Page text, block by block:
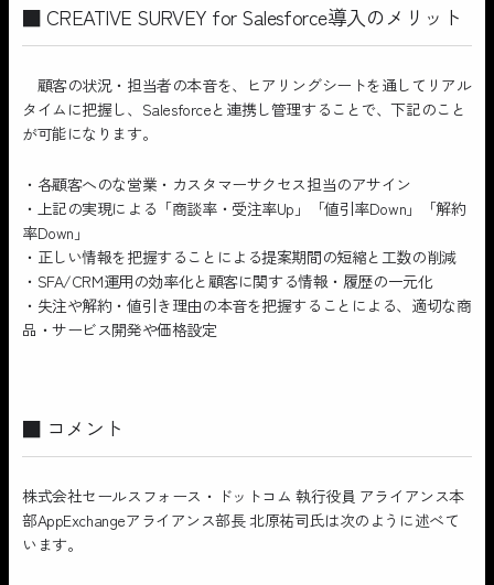
■ CREATIVE SURVEY for Salesforce導入のメリット
顧客の状況・担当者の本音を、ヒアリングシートを通してリアル
タイムに把握し、Salesforceと連携し管理することで、下記のこと
が可能になります。
・各顧客へのな営業・カスタマーサクセス担当のアサイン
・上記の実現による「商談率・受注率Up」「値引率Down」「解約
率Down」
・正しい情報を把握することによる提案期間の短縮と工数の削減
・SFA/CRM運用の効率化と顧客に関する情報・履歴の一元化
・失注や解約・値引き理由の本音を把握することによる、適切な商
品・サービス開発や価格設定
■ コメント
株式会社セールスフォース・ドットコム 執行役員 アライアンス本
部AppExchangeアライアンス部長 北原祐司氏は次のように述べて
います。